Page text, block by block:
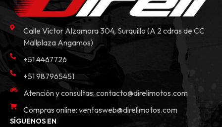
Calle Victor Alzamora 304, Surquillo (A 2 cdras de CC
Mallplaza Angamos)
+51 4467726
+51 987965451
Atención y consultas:contacto@direlimotos.com
Compras online: ventasweb@direlimotos.com
SÍGUENOS EN